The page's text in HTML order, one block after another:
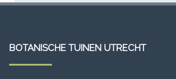
BOTANISCHE TUINEN UTRECHT